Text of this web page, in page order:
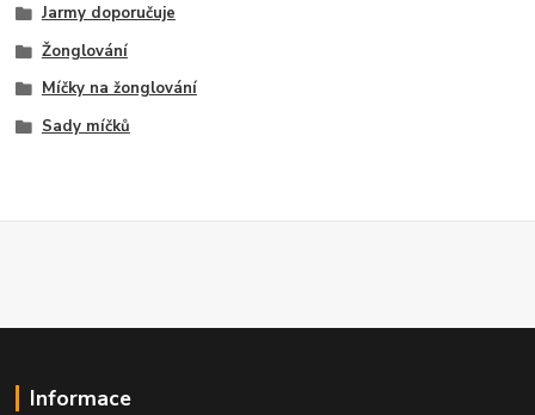
Jarmy doporučuje
Žonglování
Míčky na žonglování
Sady míčků
Informace